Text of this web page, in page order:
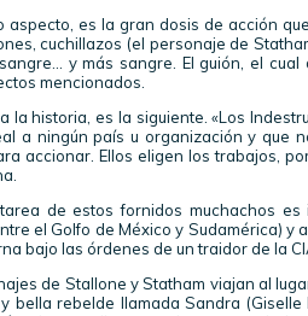
aspecto, es la gran dosis de acción
cuchillazos (el personaje de
y más sangre. El guión, el
mencionados.
la historia, es la siguiente. «Los
a ningún país u organización y que
accionar. Ellos eligen los trabajos,
de estos fornidos muchachos
el Golfo de México y Sudamérica)
bajo las órdenes de un traidor de la
de Stallone y Statham viajan al
bella rebelde llamada Sandra